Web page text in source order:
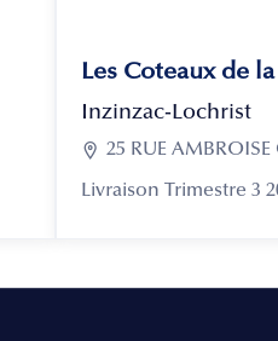
Inzinzac-Lochrist
 25 RUE AMBROISE
Livraison Trimestre 3